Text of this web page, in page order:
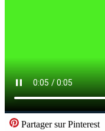
Partager sur Pinterest